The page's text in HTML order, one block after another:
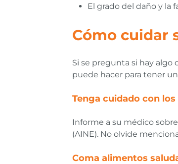
El grado del daño y la
Cómo cuidar
Si se pregunta si hay algo
puede hacer para tener
Tenga cuidado con
Informe a su médico
(AINE). No olvide
Coma alimentos